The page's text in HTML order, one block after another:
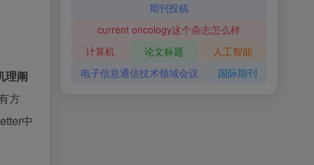
理阐
方
中
期刊投稿
current oncology这个杂志怎么样
计算机
论文标题
人工智能
电子信息通信技术领域会议
国际期刊